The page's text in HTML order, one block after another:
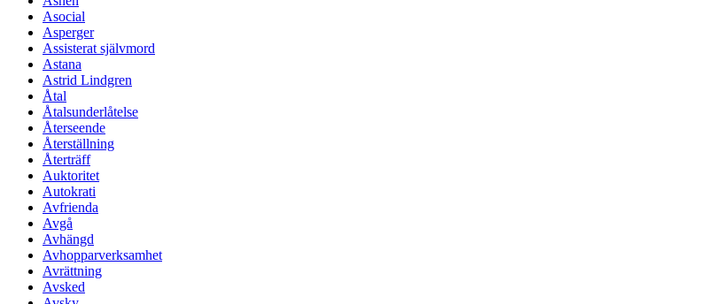
Asocial
Asperger
Assisterat självmord
Astana
Astrid Lindgren
Åtal
Åtalsunderlåtelse
Återseende
Återställning
Återträff
Auktoritet
Autokrati
Avfrienda
Avgå
Avhängd
Avhopparverksamhet
Avrättning
Avsked